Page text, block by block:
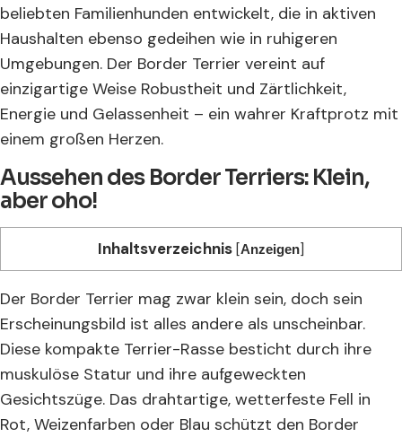
beliebten Familienhunden entwickelt, die in aktiven
Haushalten ebenso gedeihen wie in ruhigeren
Umgebungen. Der Border Terrier vereint auf
einzigartige Weise Robustheit und Zärtlichkeit,
Energie und Gelassenheit – ein wahrer Kraftprotz mit
einem großen Herzen.
Aussehen des Border Terriers: Klein,
aber oho!
Inhaltsverzeichnis [Anzeigen]
Der Border Terrier mag zwar klein sein, doch sein
Erscheinungsbild ist alles andere als unscheinbar.
Diese kompakte Terrier-Rasse besticht durch ihre
muskulöse Statur und ihre aufgeweckten
Gesichtszüge. Das drahtartige, wetterfeste Fell in
Rot, Weizenfarben oder Blau schützt den Border